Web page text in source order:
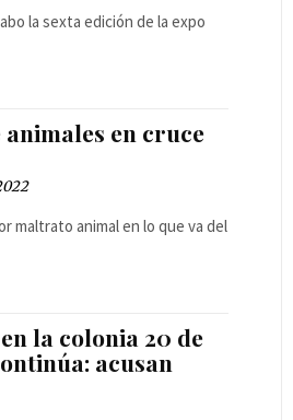
la sexta edición de la expo
en cruce
maltrato animal en lo que va del
la colonia 20 de
acusan